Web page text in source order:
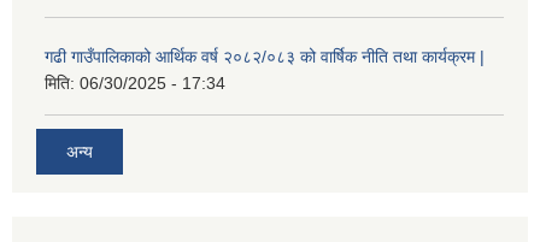
गढी गाउँपालिकाको आर्थिक वर्ष २०८२/०८३ को वार्षिक नीति तथा कार्यक्रम |
मिति: 06/30/2025 - 17:34
अन्य